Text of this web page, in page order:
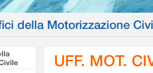
della Motorizzazione
UFF. MOT.